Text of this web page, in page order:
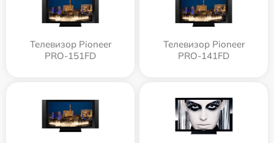
Телевизор Pioneer
PRO-151FD
Телевизор Pioneer
PRO-141FD